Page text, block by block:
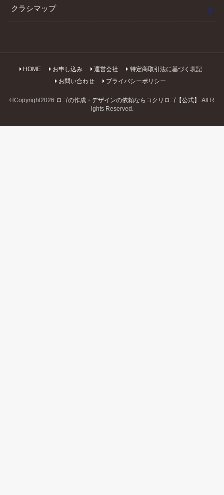
クラシマップ
HOME お申し込み 運営会社
特定商取引法に基づく表記
お問い合わせ
プライバシーポリシー
©Copyright2026 ロゴの作成・デザインの依頼ならコクリロゴ【公式】
.All R
ights Reserved.